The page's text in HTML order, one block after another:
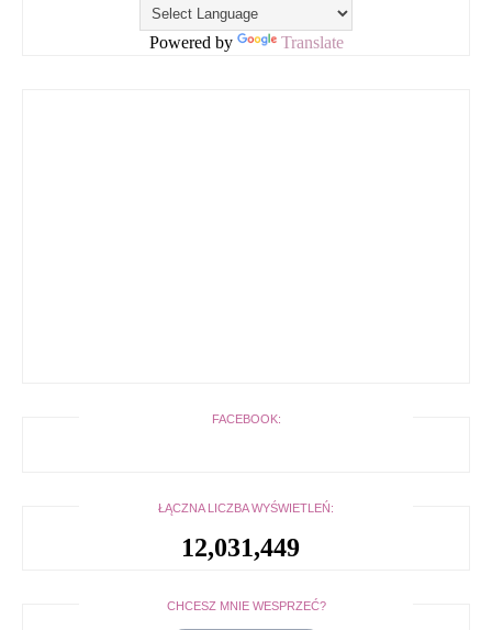
Powered by Translate
FACEBOOK:
ŁĄCZNA LICZBA WYŚWIETLEŃ:
12,031,449
CHCESZ MNIE WESPRZEĆ?